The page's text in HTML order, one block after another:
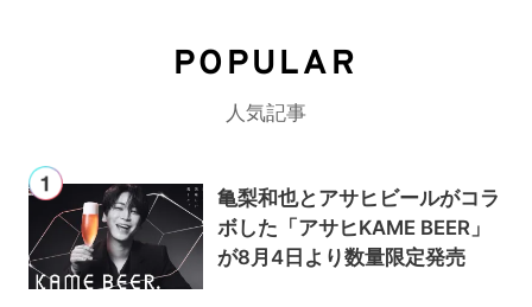
POPULAR
人気記事
亀梨和也とアサヒビールがコラ
ボした「アサヒKAME BEER」
が8月4日より数量限定発売